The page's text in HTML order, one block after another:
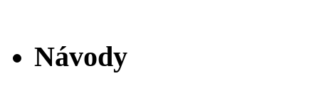
Návody